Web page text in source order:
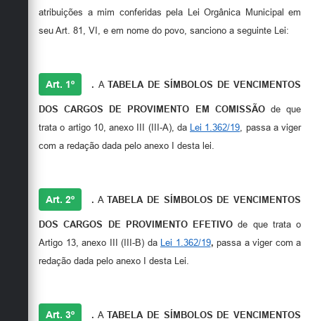
atribuições a mim conferidas pela Lei Orgânica Municipal em
seu Art. 81, VI, e em nome do povo, sanciono a seguinte Lei:
Art. 1º . A TABELA DE SÍMBOLOS DE VENCIMENTOS
DOS CARGOS DE PROVIMENTO EM COMISSÃOde que
trata o artigo 10, anexo III (III-A), da Lei 1.362/19 , passa a viger
com a redação dada pelo anexo I desta lei.
Art. 2º . ATABELA DE SÍMBOLOS DE VENCIMENTOS
DOS CARGOS DE PROVIMENTO EFETIVO de que trata o
Artigo 13, anexo III (III-B) da Lei 1.362/19, passa a viger com a
redação dada pelo anexo I desta Lei.
Art. 3º . ATABELA DE SÍMBOLOS DE VENCIMENTOS